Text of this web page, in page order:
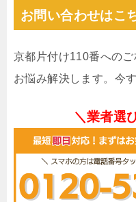
お問い合わせはこ
京都片付け110番への
お悩み解決します。今
＼業者選